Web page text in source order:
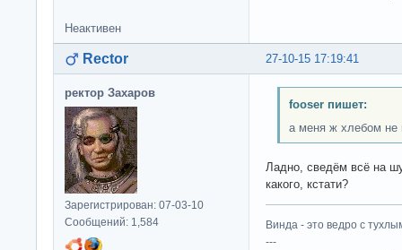
Неактивен
27-10-15 17:19:41
Rector
ректор Захаров
Зарегистрирован: 07-03-10
Сообщений: 1,584
fooser пишет:
а меня ж хлебом не
Ладно, сведём всё на
какого, кстати?
Винда - это ведро с
---